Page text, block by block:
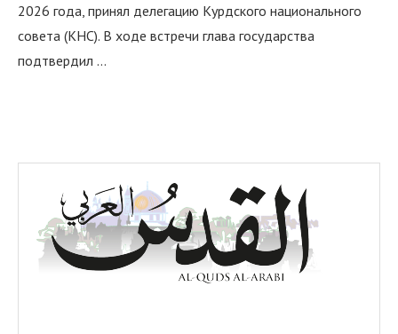
2026 года, принял делегацию Курдского национального
совета (КНС). В ходе встречи глава государства
подтвердил …